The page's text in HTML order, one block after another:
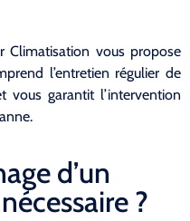
Climatisation vous propose
l’entretien régulier de
vous garantit l’intervention
d’un
?